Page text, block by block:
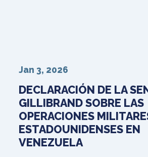
DECLARACIÓN DE LA
GILLIBRAND SOBRE LAS
OPERACIONES
ESTADOUNIDENSES EN
VENEZUELA
Jan 3, 2026